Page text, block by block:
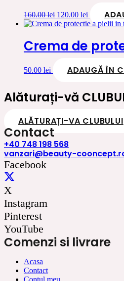
160.00lei Prețul
inițial
160.00 lei.
120.00 lei Prețul
curent
120.00 lei.
Crema de
50.00 lei ADAUGĂ ÎN
Alăturați-vă
ALĂTURAȚI-VA CLUBULUI
Contact
+40 748 198 568
vanzari@beauty-
Facebook
X
Instagram
Pinterest
YouTube
Comenzi si livrare
Acasa
Contact
Contul meu